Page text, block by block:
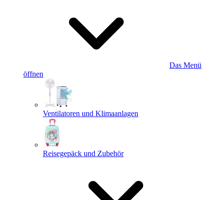
Das Menü
öffnen
Ventilatoren und Klimaanlagen
Reisegepäck und Zubehör